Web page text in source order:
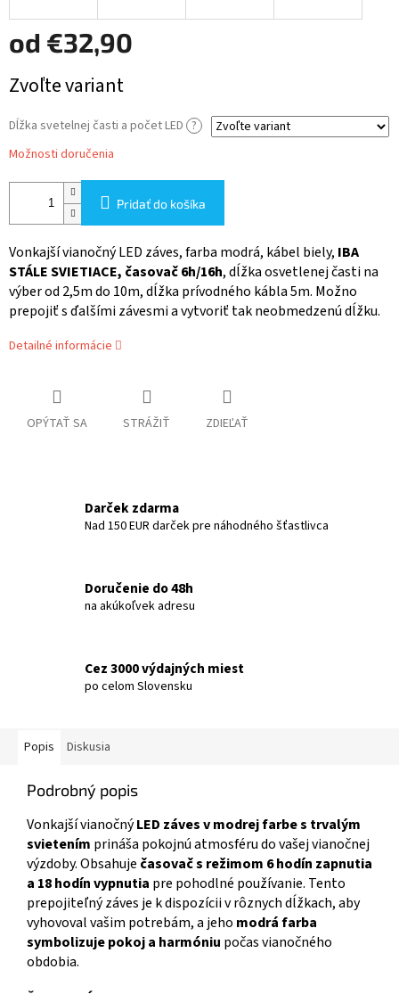
od €32,90
cena:
Zvoľte variant
Dĺžka svetelnej časti a počet LED ?
Možnosti doručenia
Pridať do košíka
Vonkajší vianočný LED záves,farba modrá, kábel biely, IBA
STÁLE SVIETIACE, časovač 6h/16h, dĺžka osvetlenej časti na
výber od 2,5m do 10m, dĺžka prívodného kábla 5m. Možno
prepojiť s ďalšími závesmi a vytvoriť tak neobmedzenú dĺžku.
Detailné informácie
OPÝTAŤ SA STRÁŽIŤ ZDIEĽAŤ
Darček zdarma
Nad 150 EUR darček pre náhodného šťastlivca
Doručenie do 48h
na akúkoľvek adresu
Cez 3000 výdajných miest
po celom Slovensku
Popis Diskusia
Podrobný popis
Vonkajší vianočnýLED záves v modrej farbe s trvalým
svietením prináša pokojnú atmosféru do vašej vianočnej
výzdoby. Obsahuje časovač s režimom 6 hodín zapnutia
a 18 hodín vypnutia pre pohodlné používanie. Tento
prepojiteľný záves je k dispozícii v rôznych dĺžkach, aby
vyhovoval vašim potrebám, a jeho modrá farba
symbolizuje pokoj a harmóniu počas vianočného
obdobia.